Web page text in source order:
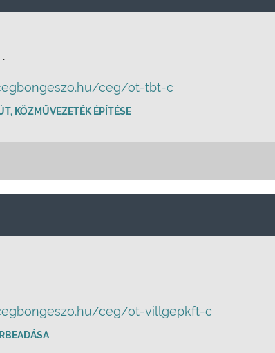
ceg/ot-tbt-c
KÖZMŰVEZETÉK ÉPÍTÉSE
ceg/ot-villgepkft-c